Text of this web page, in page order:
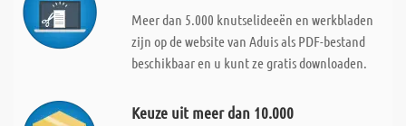
Meer dan 5.000 knutselideeën en werkbladen
zijn op de website van Aduis als PDF-bestand
beschikbaar en u kunt ze gratis downloaden.
Keuze uit meer dan 10.000